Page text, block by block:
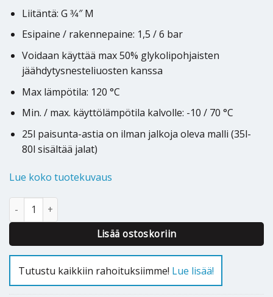
Liitäntä: G 3⁄4″ M
Esipaine / rakennepaine: 1,5 / 6 bar
Voidaan käyttää max 50% glykolipohjaisten
jäähdytysnesteliuosten kanssa
Max lämpötila: 120 °C
Min. / max. käyttölämpötila kalvolle: -10 / 70 °C
25l paisunta-astia on ilman jalkoja oleva malli (35l-
80l sisältää jalat)
Lue koko tuotekuvaus
KALVOPAISUNTA-ASTIA FLAMCO BASEFLEX 25 L määrä
Lisää ostoskoriin
Tutustu kaikkiin rahoituksiimme! Lue lisää!